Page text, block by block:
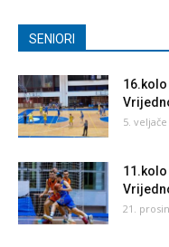
SENIORI
16.kolo
5. veljače
11.kolo
21.